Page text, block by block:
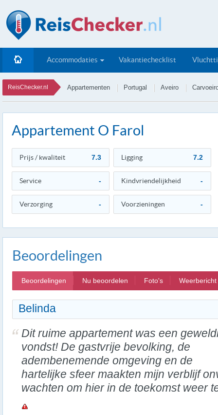
Accommodaties Vakantiechecklist
ReisChecker.nl Appartementen Portugal Aveiro
Appartement O Farol
Prijs / kwaliteit 7.3 Ligging 7.2
Service - Kindvriendelijkheid -
Verzorging - Voorzieningen -
Beoordelingen
Beoordelingen Nu beoordelen Foto's Weerbericht
Belinda
Dit ruime appartement was een
vondst! De gastvrije bevolking, de
adembenemende omgeving en de
hartelijke sfeer maakten mijn verblijf
wachten om hier in de toekomst weer